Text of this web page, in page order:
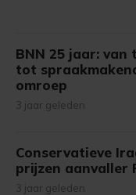
BNN 25 jaar: van
tot
omroep
3 jaar geleden
Conservatieve
prijzen aanvaller
3 jaar geleden